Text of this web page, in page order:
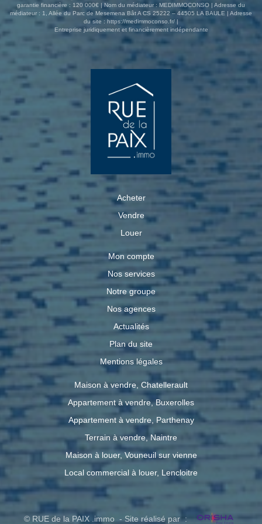
garantie financière : 120 000€ | Nom du médiateur : MEDIMMOCONSO | Adresse du
médiateur : 1, Allée du Parc de Mesemena Bât A CS 25222 – 44505 LA BAULE | Adresse
du site : https://medimmoconso.fr/ |
Entreprise juridiquement et financièrement indépendante
Acheter
Vendre
Louer
Mon compte
Nos services
Notre groupe
Nos agences
Actualités
Plan du site
Mentions légales
Maison à vendre, Chatellerault
Appartement à vendre, Buxerolles
Appartement à vendre, Parthenay
Terrain à vendre, Naintre
Maison à louer, Vouneuil sur vienne
Local commercial à louer, Lencloitre
© RUE de la PAIX .immo - Site réalisé par :